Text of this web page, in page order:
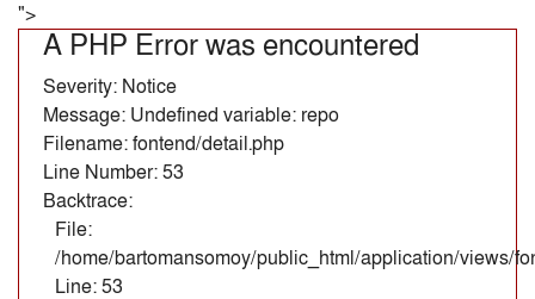
">
A PHP Error was encountered
Severity: Notice
Message: Undefined variable: repo
Filename: fontend/detail.php
Line Number: 53
Backtrace:
File:
/home/bartomansomoy/public_html/application/views/
Line: 53